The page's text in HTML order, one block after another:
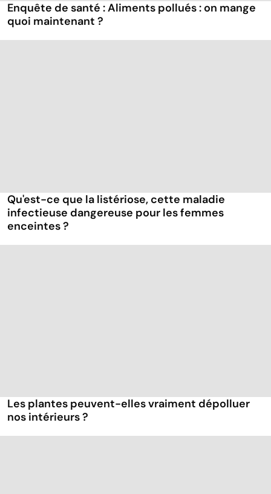
Enquête de santé : Aliments pollués : on mange
quoi maintenant ?
Qu'est-ce que la listériose, cette maladie
infectieuse dangereuse pour les femmes
enceintes ?
Les plantes peuvent-elles vraiment dépolluer
nos intérieurs ?